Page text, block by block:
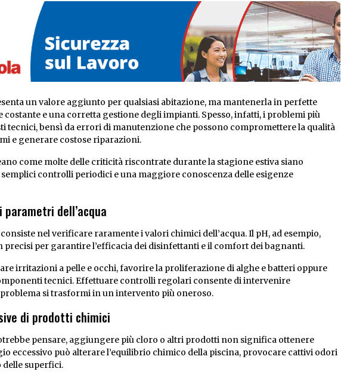
un valore aggiunto per qualsiasi abitazione, ma mantenerla in perfette
e una corretta gestione degli impianti. Spesso, infatti, i problemi più
tecnici, bensì da errori di manutenzione che possono compromettere la qualità
e generare costose riparazioni.
come molte delle criticità riscontrate durante la stagione estiva siano
controlli periodici e una maggiore conoscenza delle esigenze
dell’acqua
nel verificare raramente i valori chimici dell’acqua. Il pH, ad esempio,
precisi per garantire l’efficacia dei disinfettanti e il comfort dei bagnanti.
irritazioni a pelle e occhi, favorire la proliferazione di alghe e batteri oppure
tecnici. Effettuare controlli regolari consente di intervenire
si trasformi in un intervento più oneroso.
di prodotti chimici
pensare, aggiungere più cloro o altri prodotti non significa ottenere
eccessivo può alterare l’equilibrio chimico della piscina, provocare cattivi odori
delle superfici.